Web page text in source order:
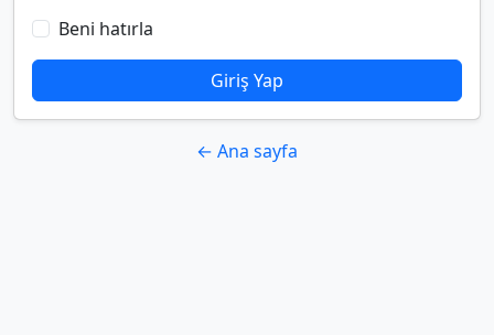
Beni hatırla
Giriş Yap
← Ana sayfa